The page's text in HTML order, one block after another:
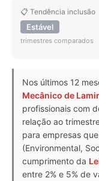
📋 Tendência inclusão
Estável
trimestres comparados
Nos últimos 12
Mecânico de
profissionais com
relação ao
para empresas
(Environmental,
cumprimento da
entre 2% e 5% de